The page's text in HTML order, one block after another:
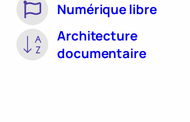
Numérique libre
Architecture
documentaire